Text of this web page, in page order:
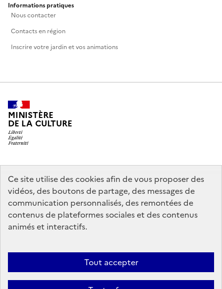
Ce site utilise des cookies afin de vous proposer des
vidéos, des boutons de partage, des messages de
communication personnalisés, des remontées de
contenus de plateformes sociales et des contenus
animés et interactifs.
Tout accepter
Informations pratiques
Nous contacter
Contacts en région
Inscrire votre jardin et vos animations
MINISTÈRE
DE LA CULTURE
legifrance.gouv.fr
info.gouv.fr
service-public.gouv.fr
data.gouv.fr
Politique d’utilisation des témoins de connexion (cookies)